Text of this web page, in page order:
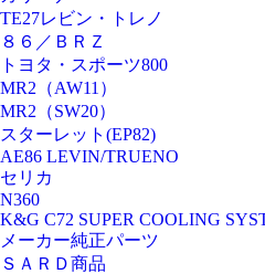
TE27レビン・トレノ
８６／ＢＲＺ
トヨタ・スポーツ800
MR2（AW11）
MR2（SW20）
スターレット(EP82)
AE86 LEVIN/TRUENO
セリカ
N360
K&G C72 SUPER COOLING
メーカー純正パーツ
ＳＡＲＤ商品